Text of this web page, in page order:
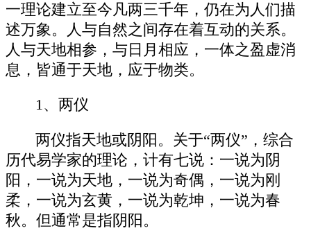
一理论建立至今凡两三千年，仍在为人们描
述万象。人与自然之间存在着互动的关系。
人与天地相参，与日月相应，一体之盈虚消
息，皆通于天地，应于物类。
1、两仪
两仪指天地或阴阳。关于“两仪”，综合
历代易学家的理论，计有七说：一说为阴
阳，一说为天地，一说为奇偶，一说为刚
柔，一说为玄黄，一说为乾坤，一说为春
秋。但通常是指阴阳。